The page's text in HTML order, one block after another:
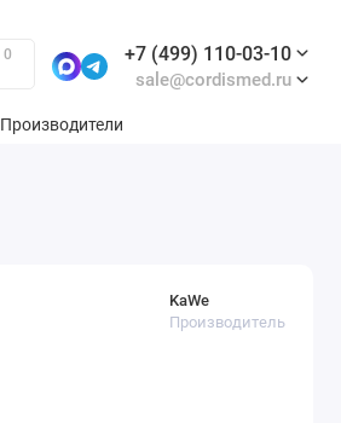
0 +7 (499) 110-03-10
sale@cordismed.ru
Производители
KaWe
Производитель